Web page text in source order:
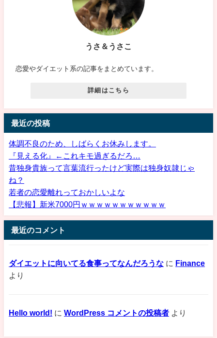
うさ＆うさこ
恋愛やダイエット系の記事をまとめています。
詳細はこちら
最近の投稿
体調不良のため、しばらくお休みします。
『見える化』←これキモ過ぎるだろ…
昔独身貴族って言葉流行ったけど実際は独身奴隷じゃ
ね？
若者の恋愛離れっておかしいよな
【悲報】新米7000円ｗｗｗｗｗｗｗｗｗｗｗ
最近のコメント
ダイエットに向いてる食事ってなんだろうな に Finance
より
Hello world! に WordPress コメントの投稿者 より